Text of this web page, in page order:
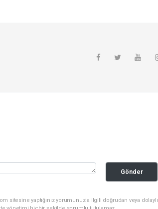
Gönder
sitesine yaptığınız yorumunuzla ilgili doğrudan veya dolaylı